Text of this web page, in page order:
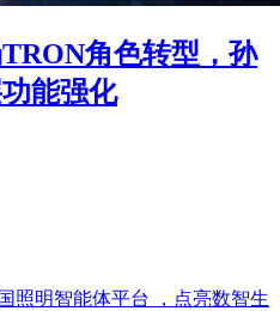
角色转型，孙
能强化
照明智能体平台 ，点亮数智生